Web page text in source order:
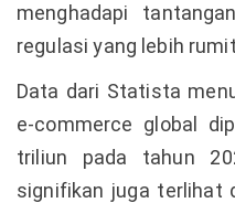
menghadapi
regulasi yang lebih
Data dari Statista
e-commerce global
triliun pada tahun
signifikan juga terlihat